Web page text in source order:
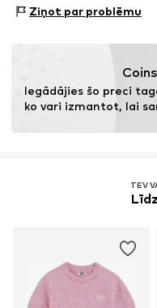
Izcelsmes valsts:
3542AD Utecht
Ziņot par problēmu
Coins
Iegādājies šo preci
ko vari izmantot, lai
TEV